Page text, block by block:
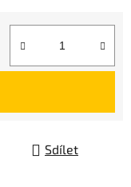
Sdílet